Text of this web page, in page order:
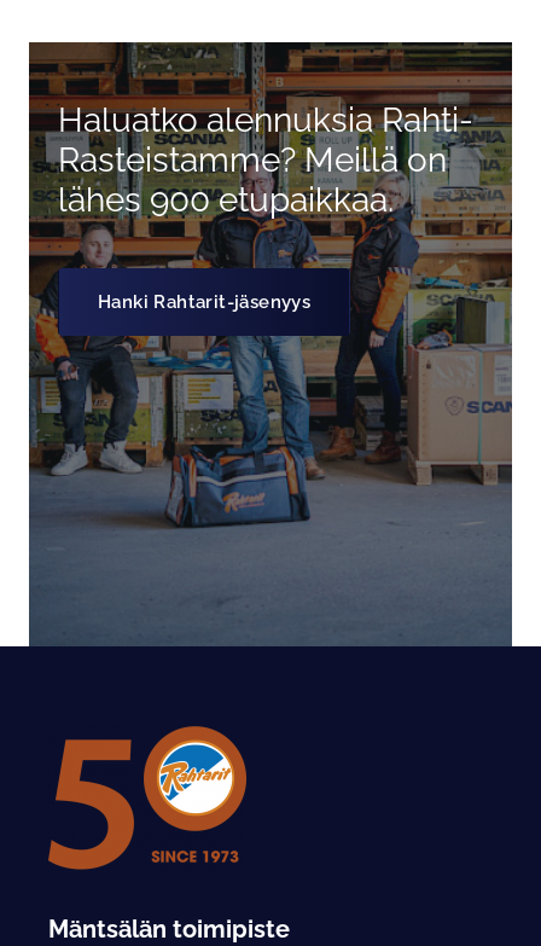
Haluatko alennuksia Rahti-
Rasteistamme? Meillä on
lähes 900 etupaikkaa.
Hanki Rahtarit-jäsenyys
Mäntsälän toimipiste